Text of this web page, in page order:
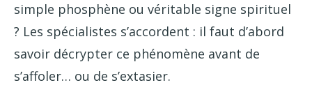
simple phosphène ou véritable signe spirituel
? Les spécialistes s’accordent : il faut d’abord
savoir décrypter ce phénomène avant de
s’affoler… ou de s’extasier.